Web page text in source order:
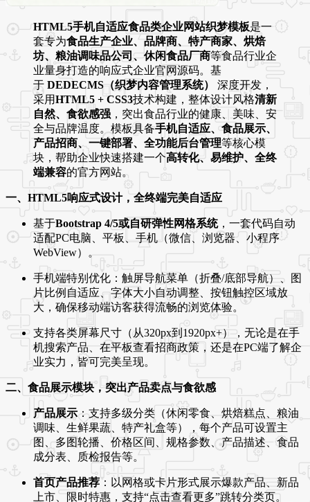
HTML5手机自适应食品类企业网站织梦模板是一
套专为食品生产企业、品牌商、特产商家、烘焙
坊、粮油调味品公司、休闲食品厂商等食品行业企
业量身打造的响应式企业官网源码。基
于 DEDECMS（织梦内容管理系统）
深度开发，
采用HTML5 + CSS3技术构建，整体设计风格清新
自然、食欲感强 ，突出食品行业的健康、美味、安
全与品牌温度。模板具备手机自适应、食品展示、
产品招商、一键部署、全功能后台管理等核心模
块，帮助企业快速搭建一个高转化、易维护、全终
端兼容的官方网站。
一、HTML5响应式设计，全终端完美自适应
基于Bootstrap 4/5或自研弹性网格系统，一套代码自动
适配PC电脑、平板、手机（微信、浏览器、小程序
WebView）。
手机端特别优化：触屏导航菜单（折叠/底部导航）、图
片比例自适应、字体大小自动调整、按钮触控区域放
大，确保移动端访客获得流畅的浏览体验。
支持各类屏幕尺寸（从320px到1920px+），无论是在手
机搜索产品、在平板查看招商政策，还是在PC端了解企
业实力，皆可完美呈现。
二、食品展示模块，突出产品卖点与食欲感
产品展示 ：支持多级分类（休闲零食、烘焙糕点、粮油
调味、生鲜果蔬、特产礼盒等），每个产品可设置主
图、多图轮播、价格区间、规格参数、产品描述、食品
成分表、质检报告等。
首页产品推荐：以网格或卡片形式展示爆款产品、新品
上市、限时特惠，支持“点击查看更多”跳转分类页。